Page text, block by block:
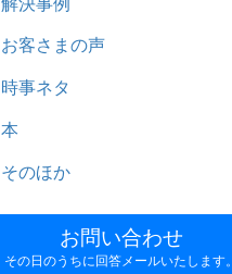
お客さまの声
時事ネタ
本
そのほか
お問い合わせ
その日のうちに回答メールいたします。